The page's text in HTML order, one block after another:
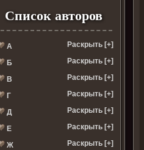
Список авторов
А Раскрыть [+]
Б Раскрыть [+]
В Раскрыть [+]
Г Раскрыть [+]
Д Раскрыть [+]
Е Раскрыть [+]
Ж Раскрыть [+]